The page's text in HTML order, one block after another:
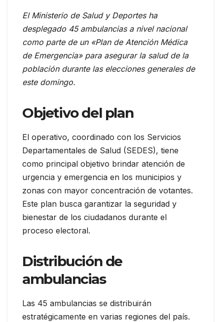
El Ministerio de Salud y Deportes ha
desplegado 45 ambulancias a nivel nacional
como parte de un «Plan de Atención Médica
de Emergencia» para asegurar la salud de la
población durante las elecciones generales de
este domingo.
Objetivo del plan
El operativo, coordinado con los Servicios
Departamentales de Salud (SEDES), tiene
como principal objetivo brindar atención de
urgencia y emergencia en los municipios y
zonas con mayor concentración de votantes.
Este plan busca garantizar la seguridad y
bienestar de los ciudadanos durante el
proceso electoral.
Distribución de
ambulancias
Las 45 ambulancias se distribuirán
estratégicamente en varias regiones del país.